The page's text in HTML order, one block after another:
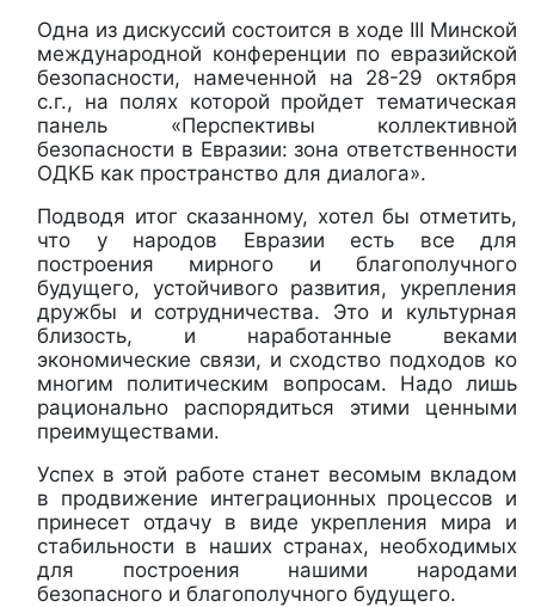
Одна из дискуссий состоится в ходе III Минской
международной конференции по евразийской
безопасности, намеченной на 28-29 октября
с.г., на полях которой пройдет тематическая
панель «Перспективы коллективной
безопасности в Евразии: зона ответственности
ОДКБ как пространство для диалога».
Подводя итог сказанному, хотел бы отметить,
что у народов Евразии есть все для
построения мирного и благополучного
будущего, устойчивого развития, укрепления
дружбы и сотрудничества. Это и культурная
близость, и наработанные веками
экономические связи, и сходство подходов ко
многим политическим вопросам. Надо лишь
рационально распорядиться этими ценными
преимуществами.
Успех в этой работе станет весомым вкладом
в продвижение интеграционных процессов и
принесет отдачу в виде укрепления мира и
стабильности в наших странах, необходимых
для построения нашими народами
безопасного и благополучного будущего.